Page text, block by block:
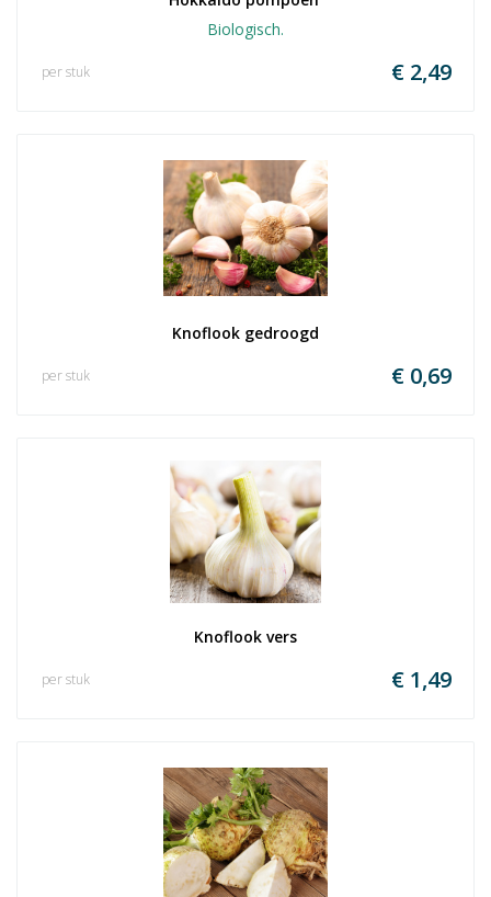
Biologisch.
€ 2,49
per stuk
Knoflook gedroogd
€ 0,69
per stuk
Knoflook vers
€ 1,49
per stuk